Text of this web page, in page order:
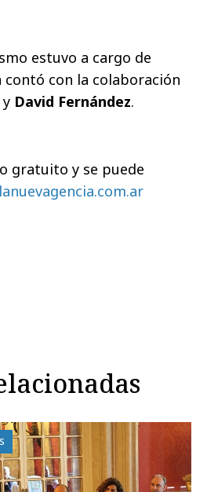
estuvo a cargo de
contó con la colaboración
y David Fernández.
gratuito y se puede